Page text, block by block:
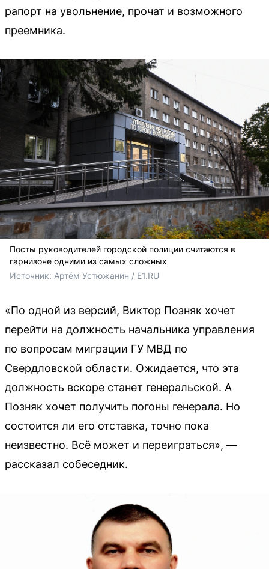
рапорт на увольнение, прочат и возможного
преемника.
Посты руководителей городской полиции считаются в
гарнизоне одними из самых сложных
Источник: Артём Устюжанин / E1.RU
«По одной из версий, Виктор Позняк хочет
перейти на должность начальника управления
по вопросам миграции ГУ МВД по
Свердловской области. Ожидается, что эта
должность вскоре станет генеральской. А
Позняк хочет получить погоны генерала. Но
состоится ли его отставка, точно пока
неизвестно. Всё может и переиграться», —
рассказал собеседник.